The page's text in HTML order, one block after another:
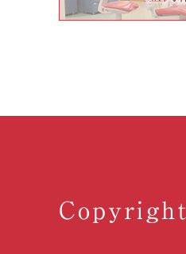
Copyright